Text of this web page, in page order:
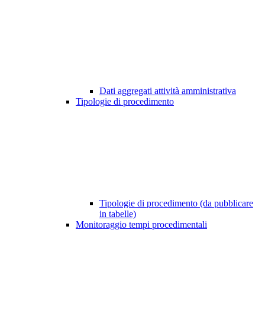
Dati aggregati attività amministrativa
Tipologie di procedimento
Tipologie di procedimento (da pubblicare
in tabelle)
Monitoraggio tempi procedimentali